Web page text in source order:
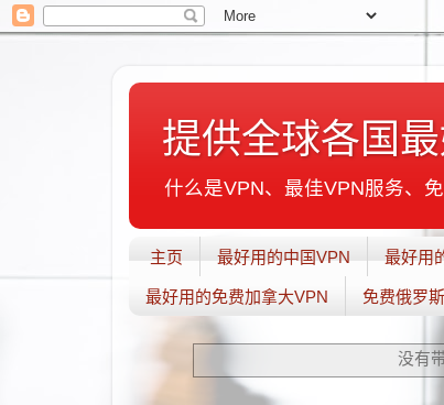
提供全球各国
什么是VPN、最佳VPN服务、
主页 最好用的中国VPN 最好用
最好用的免费加拿大VPN 免费俄罗
没有